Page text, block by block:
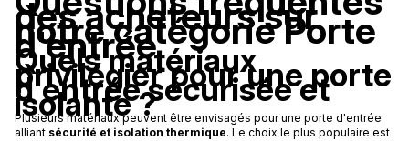
des acheteurs sur
notre catégorie Porte
d'entrée
Quels matériaux
privilégier pour une porte
d'entrée sécurisée et
isolante ?
Plusieurs matériaux peuvent être envisagés pour une porte d'entrée
alliant sécurité et isolation thermique. Le choix le plus populaire est